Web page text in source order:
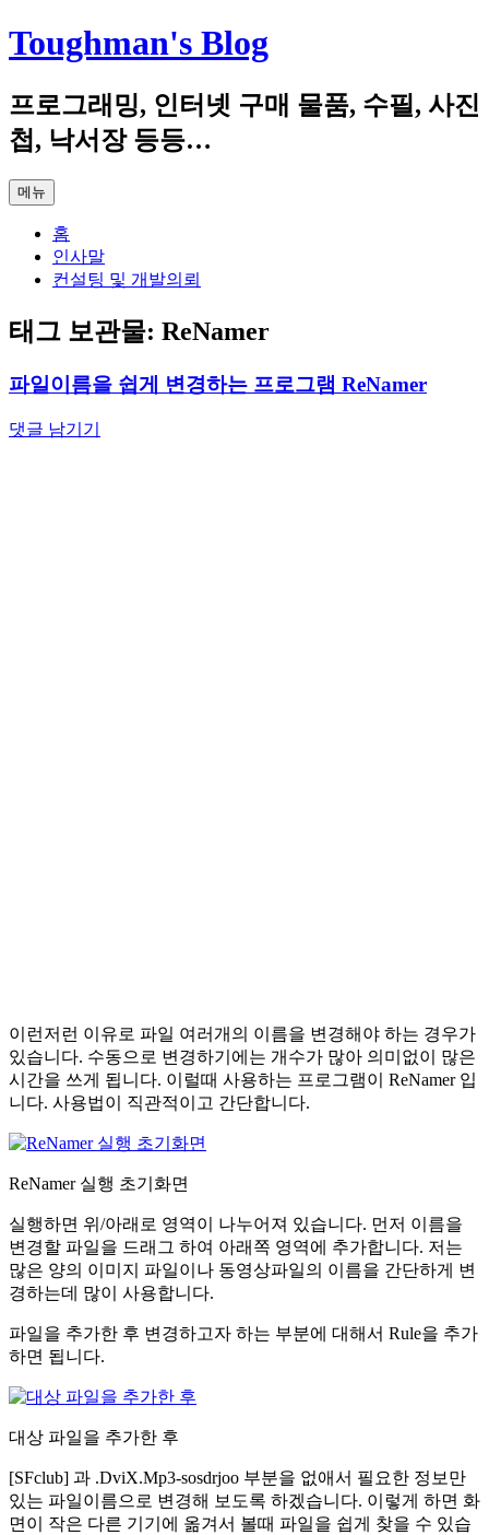
컨
텐
로
건
너
기
Toughman's Blog
프로그래밍, 인터넷 구매 물품, 수필, 사진
첩, 낙서장 등등…
메뉴
홈
인사말
컨설팅 및 개발의뢰
태그 보관물: ReNamer
파일이름을 쉽게 변경하는 프로그램 ReNamer
댓글 남기기
이런저런 이유로 파일 여러개의 이름을 변경해야 하는 경우가
있습니다. 수동으로 변경하기에는 개수가 많아 의미없이 많은
시간을 쓰게 됩니다. 이럴때 사용하는 프로그램이 ReNamer 입
니다. 사용법이 직관적이고 간단합니다.
ReNamer 실행 초기화면
실행하면 위/아래로 영역이 나누어져 있습니다. 먼저 이름을
변경할 파일을 드래그 하여 아래쪽 영역에 추가합니다. 저는
많은 양의 이미지 파일이나 동영상파일의 이름을 간단하게 변
경하는데 많이 사용합니다.
파일을 추가한 후 변경하고자 하는 부분에 대해서 Rule을 추가
하면 됩니다.
대상 파일을 추가한 후
[SFclub] 과 .DviX.Mp3-sosdrjoo 부분을 없애서 필요한 정보만
있는 파일이름으로 변경해 보도록 하겠습니다. 이렇게 하면 화
면이 작은 다른 기기에 옮겨서 볼때 파일을 쉽게 찾을 수 있습